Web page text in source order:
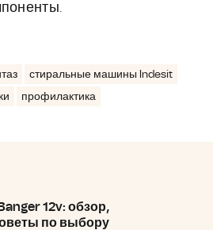
стиральные машины Indesit
профилактика
12v: обзор,
по выбору